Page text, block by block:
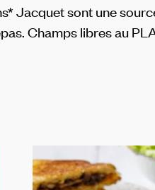
Jacquet sont une
Champs libres au